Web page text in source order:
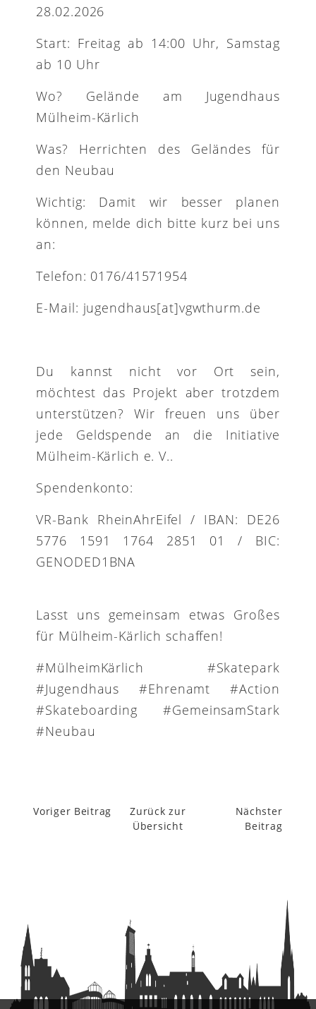
28.02.2026
Start: Freitag ab 14:00 Uhr, Samstag
ab 10 Uhr
Wo? Gelände am Jugendhaus
Mülheim-Kärlich
Was? Herrichten des Geländes für
den Neubau
Wichtig: Damit wir besser planen
können, melde dich bitte kurz bei uns
an:
Telefon: 0176/41571954
E-Mail: jugendhaus[at]vgwthurm.de
Du kannst nicht vor Ort sein,
möchtest das Projekt aber trotzdem
unterstützen? Wir freuen uns über
jede Geldspende an die Initiative
Mülheim-Kärlich e. V..
Spendenkonto:
VR-Bank RheinAhrEifel / IBAN: DE26
5776 1591 1764 2851 01 / BIC:
GENODED1BNA
Lasst uns gemeinsam etwas Großes
für Mülheim-Kärlich schaffen!
#MülheimKärlich #Skatepark
#Jugendhaus #Ehrenamt #Action
#Skateboarding #GemeinsamStark
#Neubau
Voriger Beitrag
Zurück zur
Übersicht
Nächster
Beitrag